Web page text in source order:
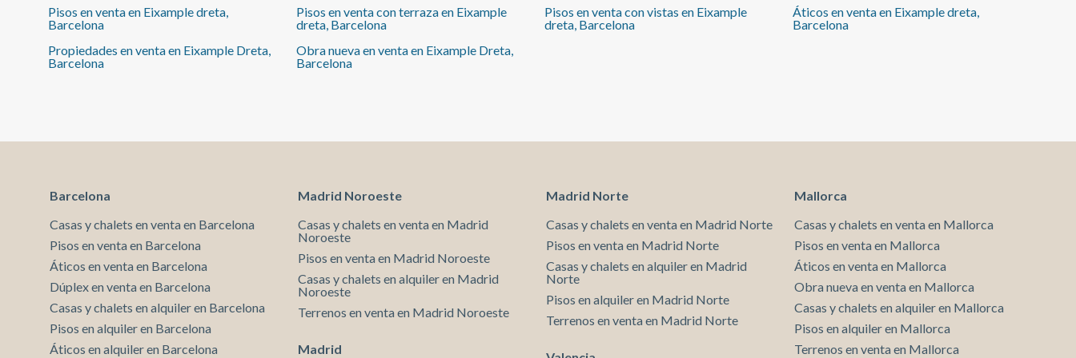
la luz natural, mientras que las cuatro habitaciones —
dos de ellas exteriores— y los dos baños completos
ofrecen el espacio y la privacidad que una familia
necesita para vivir con holgura. La cocina
proximidad, terrazas y la vida de barrio que ha hecho
habitaciones · 2 baños · Ascensor y conserje · Doble
orientación NE-SO · 910.000 €
dispone además de un balcón con vistas al Passatge
d’Alió, lo que garantiza que la vivienda sea
completamente exterior y cuente con ventilación
La vivienda se entrega equipada y existe la
una de las zonas más demandadas de Barcelona.
como una pieza de diseño única, con materiales de
primera categoría, tecnología eficiente y una estética
Pisos en venta en Eixample dreta,
Barcelona
Pisos en venta con terraza en Eixample
dreta, Barcelona
Pisos en venta con vistas en Eixample
dreta, Barcelona
Áticos en venta en Eixample dreta,
Barcelona
Propiedades en venta en Eixample Dreta,
Barcelona
Obra nueva en venta en Eixample Dreta,
Barcelona
Barcelona
Casas y chalets en venta en Barcelona
Pisos en venta en Barcelona
Áticos en venta en Barcelona
Dúplex en venta en Barcelona
Casas y chalets en alquiler en Barcelona
Pisos en alquiler en Barcelona
Áticos en alquiler en Barcelona
Madrid Noroeste
Casas y chalets en venta en Madrid
Noroeste
Pisos en venta en Madrid Noroeste
Casas y chalets en alquiler en Madrid
Noroeste
Terrenos en venta en Madrid Noroeste
Madrid
Madrid Norte
Casas y chalets en venta en Madrid Norte
Pisos en venta en Madrid Norte
Casas y chalets en alquiler en Madrid
Norte
Pisos en alquiler en Madrid Norte
Terrenos en venta en Madrid Norte
Mallorca
Casas y chalets en venta en Mallorca
Pisos en venta en Mallorca
Áticos en venta en Mallorca
Obra nueva en venta en Mallorca
Casas y chalets en alquiler en Mallorca
Pisos en alquiler en Mallorca
Terrenos en venta en Mallorca